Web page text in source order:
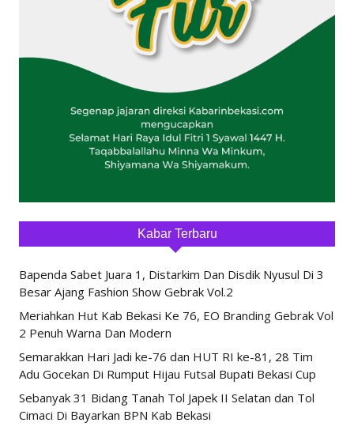
Kabar Terbaru
Bapenda Sabet Juara 1, Distarkim Dan Disdik Nyusul Di 3
Besar Ajang Fashion Show Gebrak Vol.2
Meriahkan Hut Kab Bekasi Ke 76, EO Branding Gebrak Vol
2 Penuh Warna Dan Modern
Semarakkan Hari Jadi ke-76 dan HUT RI ke-81, 28 Tim
Adu Gocekan Di Rumput Hijau Futsal Bupati Bekasi Cup
Sebanyak 31 Bidang Tanah Tol Japek II Selatan dan Tol
Cimaci Di Bayarkan BPN Kab Bekasi